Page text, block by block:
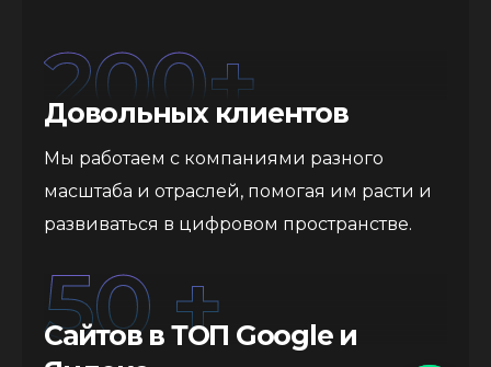
200+
Довольных клиентов
Мы работаем с компаниями разного
масштаба и отраслей, помогая им расти и
развиваться в цифровом пространстве.
50 +
Сайтов в ТОП Google и